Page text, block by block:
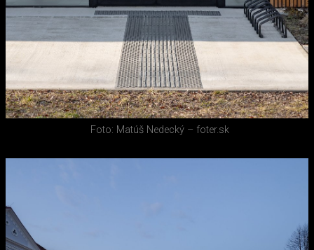
Foto: Matúš Nedecký – foter.sk